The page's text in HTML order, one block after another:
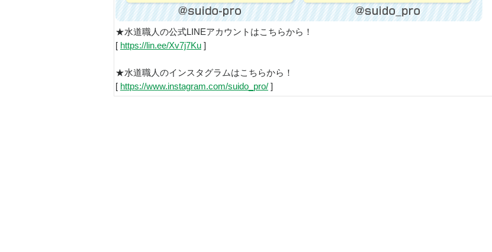
★水道職人の公式LINEアカウントはこちらから！
[ https://lin.ee/Xv7j7Ku ]
★水道職人のインスタグラムはこちらから！
[ https://www.instagram.com/suido_pro/ ]